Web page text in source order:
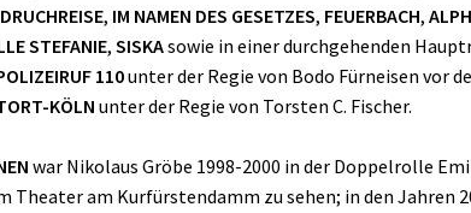
, IM NAMEN DES GESETZES, FEUERBACH,
STEFANIE, SISKAsowie in einer durchgehenden
110unter der Regie von Bodo Fürneisen vor
KÖLN unter der Regie von Torsten C. Fischer.
war Nikolaus Gröbe 1998-2000 in der Doppelrolle
Theater am Kurfürstendamm zu sehen; in den